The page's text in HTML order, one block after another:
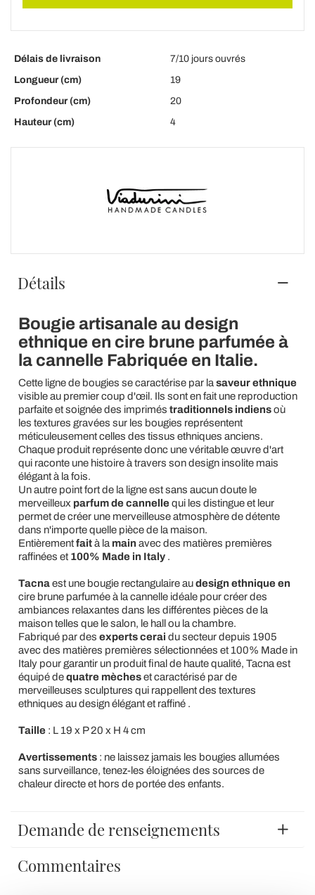
Délais de livraison
7/10 jours ouvrés
Longueur (cm)
19
Profondeur (cm)
20
Hauteur (cm)
4
Détails
Bougie artisanale au design
ethnique en cire brune parfumée à
la cannelle Fabriquée en Italie.
Cette ligne de bougies se caractérise par la saveur ethnique
visible au premier coup d'œil. Ils sont en fait une reproduction
parfaite et soignée des imprimés traditionnels indiensoù
les textures gravées sur les bougies représentent
méticuleusement celles des tissus ethniques anciens.
Chaque produit représente donc une véritable œuvre d'art
qui raconte une histoire à travers son design insolite mais
élégant à la fois.
Un autre point fort de la ligne est sans aucun doute le
merveilleux parfum de cannellequi les distingue et leur
permet de créer une merveilleuse atmosphère de détente
dans n'importe quelle pièce de la maison.
Entièrementfaità la main avec des matières premières
raffinées et 100% Made in Italy.
Tacnaest une bougie rectangulaire audesign ethnique en
cire brune parfumée à la cannelle idéale pour créer des
ambiances relaxantes dans les différentes pièces de la
maison telles que le salon, le hall ou la chambre.
Fabriqué par des experts cerai du secteur depuis 1905
avec des matières premières sélectionnées et 100% Made in
Italy pour garantir un produit final de haute qualité, Tacna est
équipé dequatre mècheset caractérisé par de
merveilleuses sculptures qui rappellent des textures
ethniques au design élégant et raffiné .
Taille: L 19 x P 20 x H 4 cm
Avertissements: ne laissez jamais les bougies allumées
sans surveillance, tenez-les éloignées des sources de
chaleur directe et hors de portée des enfants.
Demande de renseignements
Commentaires